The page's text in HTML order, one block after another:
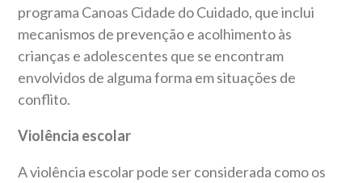
programa Canoas Cidade do Cuidado, que inclui
mecanismos de prevenção e acolhimento às
crianças e adolescentes que se encontram
envolvidos de alguma forma em situações de
conflito.
Violência escolar
A violência escolar pode ser considerada como os